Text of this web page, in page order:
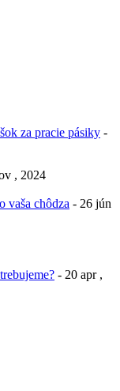
za pracie pásiky -
, 2024
vaša chôdza - 26 jún
- 20 apr ,